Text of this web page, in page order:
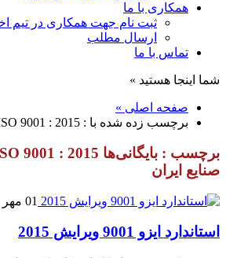
همکاری با ما
ثبت نام جهت همکاری در تیم
ارسال مطلب
تماس با ما
شما اینجا هستید »
صفحه اصلی »
برچسب زده شده با : ISO 9001 : 2015
صنایع ایران
01 مهر 1391
استاندارد ایزو 9001 ویرایش 2015